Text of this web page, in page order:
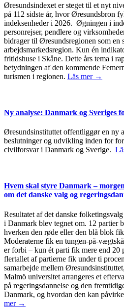
Øresundsindexet er steget til et nyt
på 112 sidste år, hvor Øresundsbron
indeksenheder i 2026. Øgningen i
personrejser, pendlere og
bidrager til Øresundsregionen som en
arbejdsmarkedsregion. Kun én
fritidshuse i Skåne. Dette års tema i
betydningen af den kommende
turismen i regionen. Läs mer →
Ny analyse: Danmark og Sveriges
Øresundsinstituttet offentliggør en ny
beslutninger og udvikling inden for
civilforsvar i Danmark og Sverige.
Hvem skal styre Danmark –
om det danske valg og
Resultatet af det danske
i Danmark blev tegnet om. 12 partier
hverken den røde eller den blå blok
Moderaterne fik en tungen-på-
er forbi – kun ét parti fik mere end 20
flertallet af partierne fik under ti
samarbejde mellem
Malmö universitet arrangeres et
på regeringsdannelse og den
Danmark, og hvordan den kan
mer →